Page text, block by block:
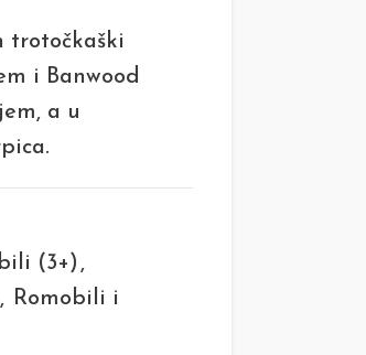
trotočkaški
i Banwood
a u
(3+) ,
, Romobili i